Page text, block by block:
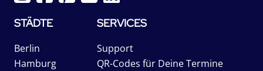
STÄDTE
Berlin
Hamburg
SERVICES
Support
QR-Codes für Deine Termine